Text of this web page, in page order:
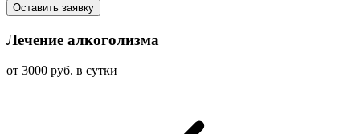
Оставить заявку
Лечение алкоголизма
от 3000 руб. в сутки